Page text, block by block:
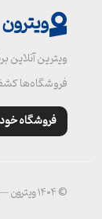
ویترون
ویترین آنلاین
فروشگاه‌ها
فروشگاه خود
© ۱۴۰۴ ویترون — تمامی حقوق محفوظ است.